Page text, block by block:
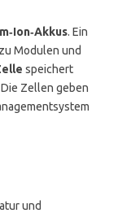
. Ein
Modulen und
speichert
Zellen geben
und